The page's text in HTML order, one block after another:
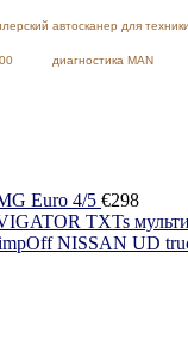
автосканер для
диагностика MAN
Euro 4/5 €298
TXTs
NISSAN UD